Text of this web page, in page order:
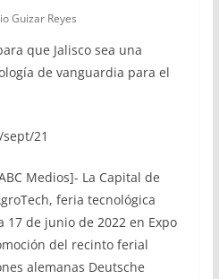
Guizar Reyes
que Jalisco sea una
de vanguardia para el
sept/21
Medios]- La Capital de
feria tecnológica
17 de junio de 2022 en Expo
del recinto ferial
alemanas Deutsche